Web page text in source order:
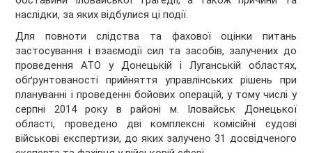
наслідки, за яких відбулися ці події.
Для повноти слідства та фахової оцінки питань
застосування і взаємодії сил та засобів, залучених до
проведення АТО у Донецькій і Луганській областях,
обґрунтованості прийняття управлінських рішень при
плануванні і проведенні бойових операцій, у тому числі у
серпні 2014 року в районі м. Іловайськ Донецької
області, проведено дві комплексні комісійні судові
військові експертизи, до яких залучено 31 досвідченого